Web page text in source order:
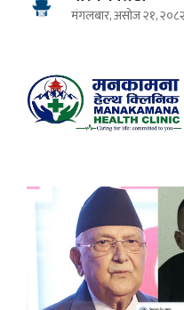
मंगलबार, असोज २१, २०८२